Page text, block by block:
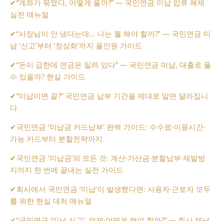
✔“계좌가 묶였다, 어떻게 풀까?” — 국민연금 미납 압류 해제
실전 매뉴얼
✔“사장님이 안 냈다는데… 나는 뭘 해야 할까?” ― 국민연금 미
납 ‘신고’부터 ‘정상화’까지 올인원 가이드
✔“돈이 급한데 연금은 밀려 있다” — 국민연금 미납, 대출로 풀
수 있을까? 현실 가이드
✔“미납이면 끝?” 국민연금 납부 기간을 제대로 알면 달라집니
다
✔국민연금 ‘미납금 카드납부’ 완벽 가이드: 수수료·이용시간·
가능 카드부터 분할전략까지
✔국민연금 ‘미납금’의 모든 것: 계산·가산금·분할납부·재발방
지까지 한 번에 끝내는 실전 가이드
✔회사에서 국민연금 ‘미납’이 발생했다면: 사용자·근로자 모두
를 위한 현실 대처 매뉴얼